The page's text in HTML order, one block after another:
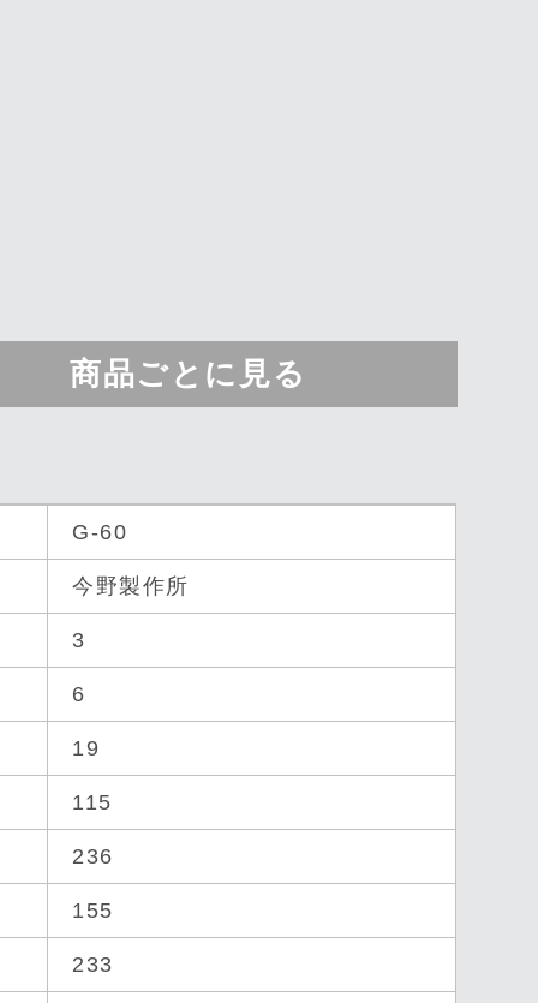
商品ごとに見る
G-60
今野製作所
3
6
19
115
236
155
233